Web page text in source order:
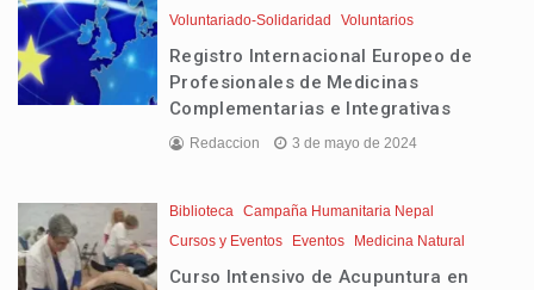
Voluntariado-Solidaridad
Voluntarios
Registro Internacional Europeo de
Profesionales de Medicinas
Complementarias e Integrativas
Redaccion 3 de mayo de 2024
Biblioteca Campaña Humanitaria Nepal
Cursos y Eventos
Eventos Medicina Natural
Curso Intensivo de Acupuntura en